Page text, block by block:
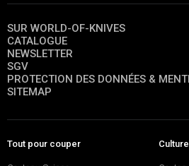
SUR WORLD-OF-KNIVES
CATALOGUE
NEWSLETTER
SGV
PROTECTION DES DONNÉES &
SITEMAP
Tout pour couper